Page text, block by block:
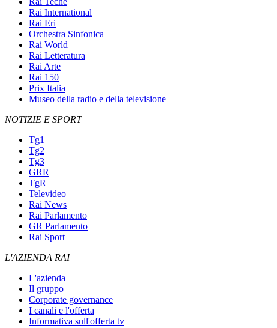
Rai International
Rai Eri
Orchestra Sinfonica
Rai World
Rai Letteratura
Rai Arte
Rai 150
Prix Italia
Museo della radio e della televisione
NOTIZIE E SPORT
Tg1
Tg2
Tg3
GRR
TgR
Televideo
Rai News
Rai Parlamento
GR Parlamento
Rai Sport
L'AZIENDA RAI
L'azienda
Il gruppo
Corporate governance
I canali e l'offerta
Informativa sull'offerta tv